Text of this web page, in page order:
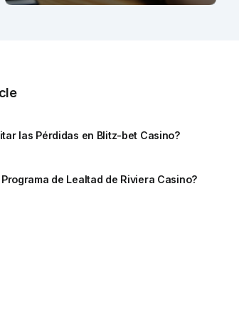
las Pérdidas en Blitz-bet Casino?
Programa de Lealtad de Riviera Casino?